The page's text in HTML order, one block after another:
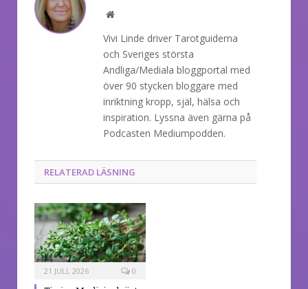
Website
Vivi Linde driver Tarotguiderna
och Sveriges största
Andliga/Mediala bloggportal med
över 90 stycken bloggare med
inriktning kropp, själ, hälsa och
inspiration. Lyssna även gärna på
Podcasten Mediumpodden.
RELATERAD LÄSNING
21 JULI, 2026 0